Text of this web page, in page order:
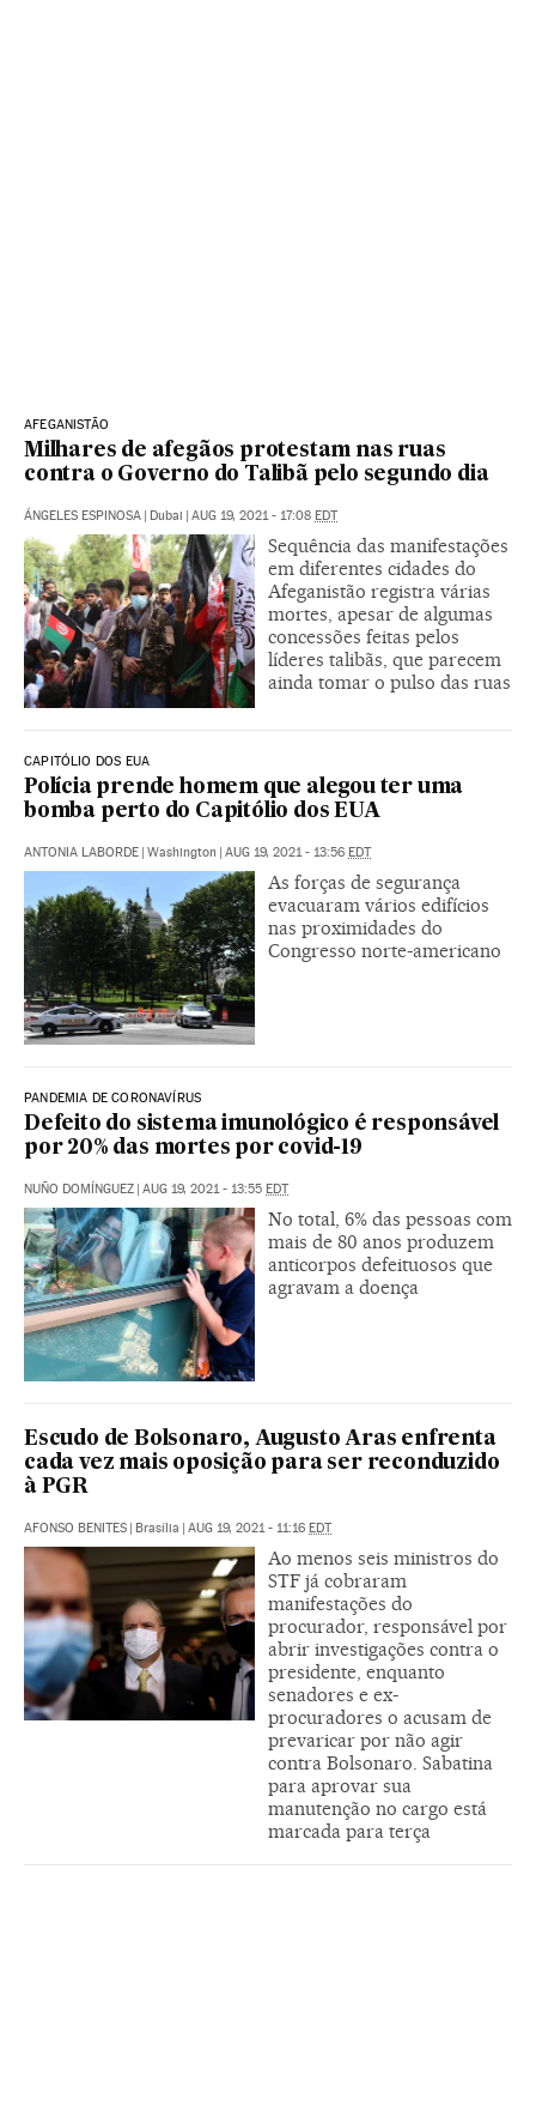
AFEGANISTÃO
Milhares de afegãos protestam nas ruas
contra o Governo do Talibã pelo segundo dia
ÁNGELES ESPINOSA Dubai AUG 19, 2021 - 17:08 EDT
Sequência das manifestações
em diferentes cidades do
Afeganistão registra várias
mortes, apesar de algumas
concessões feitas pelos
líderes talibãs, que parecem
ainda tomar o pulso das ruas
CAPITÓLIO DOS EUA
Polícia prende homem que alegou ter uma
bomba perto do Capitólio dos EUA
ANTONIA LABORDE Washington AUG 19, 2021 - 13:56 EDT
As forças de segurança
evacuaram vários edifícios
nas proximidades do
Congresso norte-americano
PANDEMIA DE CORONAVÍRUS
Defeito do sistema imunológico é responsável
por 20% das mortes por covid-19
NUÑO DOMÍNGUEZ | AUG 19, 2021 - 13:55 EDT
No total, 6% das pessoas com
mais de 80 anos produzem
anticorpos defeituosos que
agravam a doença
Escudo de Bolsonaro, Augusto Aras enfrenta
cada vez mais oposição para ser reconduzido
à PGR
AFONSO BENITES | Brasília | AUG 19, 2021 - 11:16 EDT
Ao menos seis ministros do
STF já cobraram
manifestações do
procurador, responsável por
abrir investigações contra o
presidente, enquanto
senadores e ex-
procuradores o acusam de
prevaricar por não agir
contra Bolsonaro. Sabatina
para aprovar sua
manutenção no cargo está
marcada para terça